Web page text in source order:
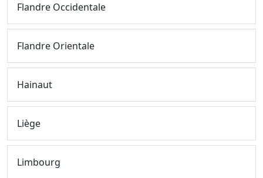
Flandre Occidentale
Flandre Orientale
Hainaut
Liège
Limbourg